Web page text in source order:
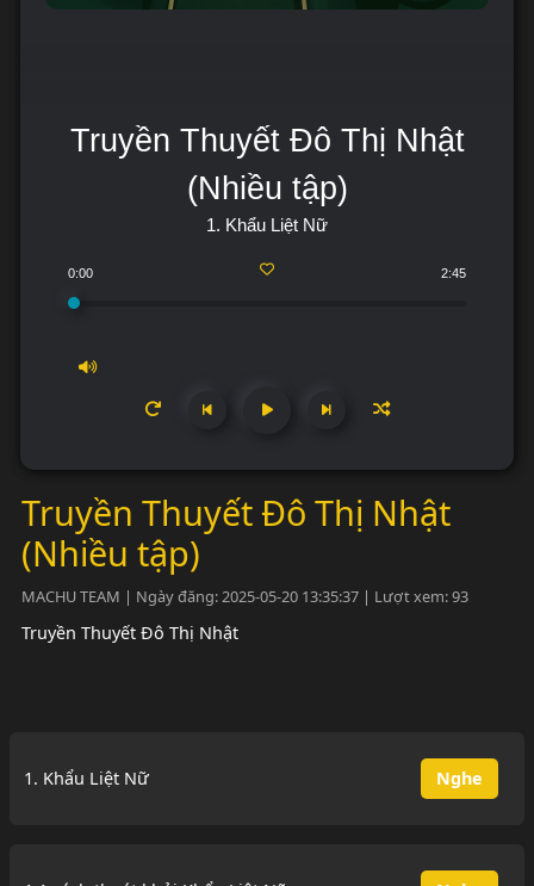
Truyền Thuyết Đô Thị Nhật
(Nhiều tập)
1. Khẩu Liệt Nữ
0:00 2:45
Truyền Thuyết Đô Thị Nhật
(Nhiều tập)
MACHU TEAM | Ngày đăng: 2025-05-20 13:35:37 | Lượt xem: 93
Truyền Thuyết Đô Thị Nhật
1. Khẩu Liệt Nữ Nghe